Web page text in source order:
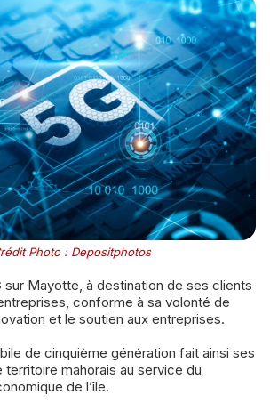
Photo : Depositphotos
conforme à sa volonté de
et le soutien aux entreprises.
de cinquième génération fait ainsi ses
territoire mahorais au service du
de l’île.